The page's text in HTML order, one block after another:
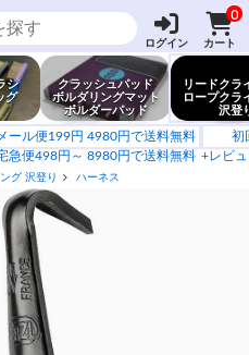
ログイン
0
カート
シ
グ
クラッシュパッド
ボルダリングマット
ボルダーパッド
リードクラ
ロープクラ
沢登
メール便199円 4980円で送料無料
急便498円～ 8980円で送料無料
初
+レビ
グ 沢登り ハーネス